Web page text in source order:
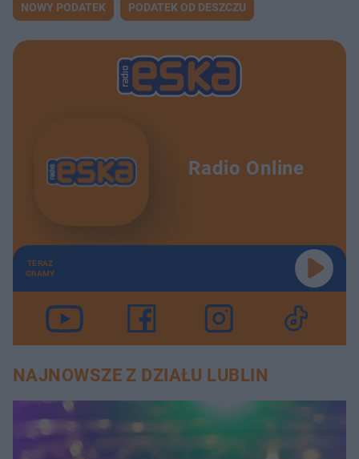
NOWY PODATEK PODATEK OD DESZCZU
Radio Online
TERAZ
GRAMY
NAJNOWSZE Z DZIAŁU LUBLIN